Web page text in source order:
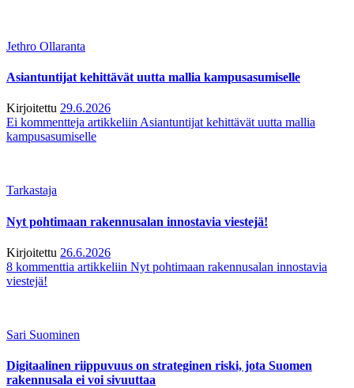
Jethro Ollaranta
Asiantuntijat kehittävät uutta mallia kampusasumiselle
Kirjoitettu 29.6.2026
Ei kommentteja artikkeliin Asiantuntijat kehittävät uutta mallia
kampusasumiselle
Tarkastaja
Nyt pohtimaan rakennusalan innostavia viestejä!
Kirjoitettu 26.6.2026
8 kommenttia artikkeliin Nyt pohtimaan rakennusalan innostavia
viestejä!
Sari Suominen
Digitaalinen riippuvuus on strateginen riski, jota Suomen
rakennusala ei voi sivuuttaa